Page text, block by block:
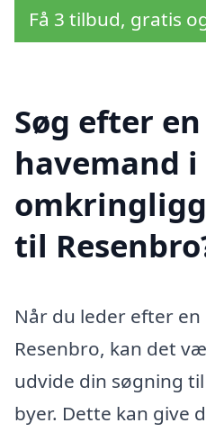
Få 3 tilbud, gratis
Søg efter
havemand i
til
Når du leder efter en
Resenbro, kan det
udvide din søgning
byer. Dette kan give